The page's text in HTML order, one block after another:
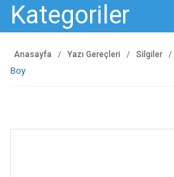
Kategoriler
Anasayfa Yazı Gereçleri Silgiler
Boy